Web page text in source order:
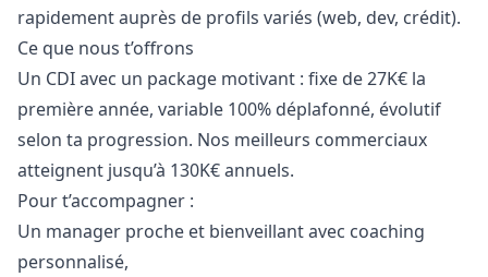
rapidement auprès de profils variés (web, dev, crédit).
Ce que nous t’offrons
Un CDI avec un package motivant : fixe de 27K€ la
première année, variable 100% déplafonné, évolutif
selon ta progression. Nos meilleurs commerciaux
atteignent jusqu’à 130K€ annuels.
Pour t’accompagner :
Un manager proche et bienveillant avec coaching
personnalisé,